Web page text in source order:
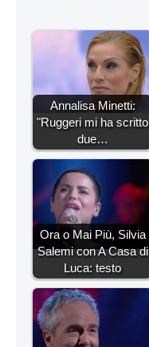
Annalisa Minetti:
"Ruggeri mi ha scritto
due…
Ora o Mai Più, Silvia
Salemi con A Casa di
Luca: testo